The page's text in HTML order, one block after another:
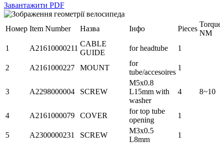
Завантажити PDF
Номер Item Number Назва Інфо Pieces
NM
1
A21610000211
CABLE
GUIDE
for headtube 1
2 A2161000227 MOUNT
for
tube/accesoires
1
3 A2298000004 SCREW
M5x0.8
L15mm with
washer
4 8~10
4 A2161000079 COVER
for top tube
opening
1
5 A2300000231 SCREW
M3x0.5
L8mm
1